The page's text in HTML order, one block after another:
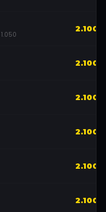
1.050
2.100
2.100
2.100
2.100
2.100
2.100